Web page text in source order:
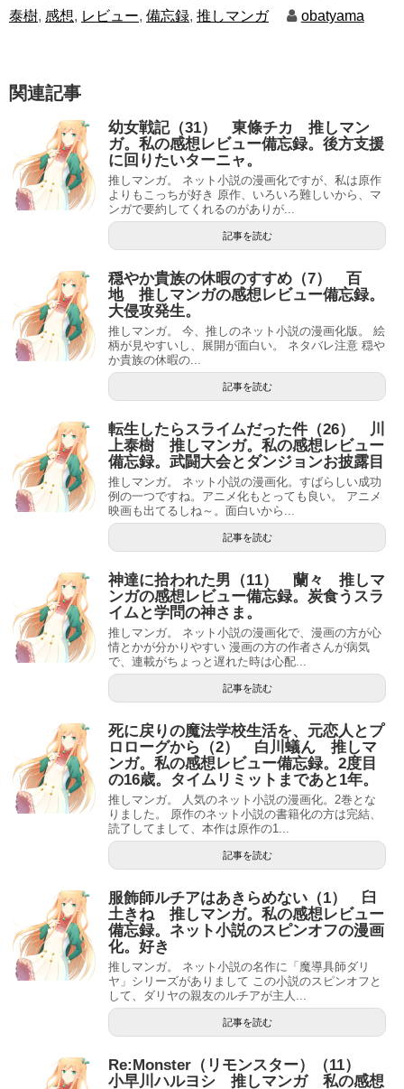
泰樹, 感想, レビュー, 備忘録, 推しマンガ obatyama
関連記事
幼女戦記（31） 東條チカ 推しマン
ガ。私の感想レビュー備忘録。後方支援
に回りたいターニャ。
推しマンガ。 ネット小説の漫画化ですが、私は原作
よりもこっちが好き 原作、いろいろ難しいから、マ
ンガで要約してくれるのがありが...
記事を読む
穏やか貴族の休暇のすすめ（7） 百
地 推しマンガの感想レビュー備忘録。
大侵攻発生。
推しマンガ。 今、推しのネット小説の漫画化版。 絵
柄が見やすいし、展開が面白い。 ネタバレ注意 穏や
か貴族の休暇の...
記事を読む
転生したらスライムだった件（26） 川
上泰樹 推しマンガ。私の感想レビュー
備忘録。武闘大会とダンジョンお披露目
推しマンガ。 ネット小説の漫画化。すばらしい成功
例の一つですね。アニメ化もとっても良い。 アニメ
映画も出てるしね～。面白いから...
記事を読む
神達に拾われた男（11） 蘭々 推しマ
ンガの感想レビュー備忘録。炭食うスラ
イムと学問の神さま。
推しマンガ。 ネット小説の漫画化で、漫画の方が心
情とかが分かりやすい 漫画の方の作者さんが病気
で、連載がちょっと遅れた時は心配...
記事を読む
死に戻りの魔法学校生活を、元恋人とプ
ロローグから（2） 白川蟻ん 推しマ
ンガ。私の感想レビュー備忘録。2度目
の16歳。タイムリミットまであと1年。
推しマンガ。 人気のネット小説の漫画化。2巻とな
りました。 原作のネット小説の書籍化の方は完結、
読了してまして、本作は原作の1...
記事を読む
服飾師ルチアはあきらめない（1） 臼
土きね 推しマンガ。私の感想レビュー
備忘録。ネット小説のスピンオフの漫画
化。好き
推しマンガ。 ネット小説の名作に「魔導具師ダリ
ヤ」シリーズがありまして この小説のスピンオフと
して、ダリヤの親友のルチアが主人...
記事を読む
Re:Monster（リモンスター）（11）
小早川ハルヨシ 推しマンガ 私の感想